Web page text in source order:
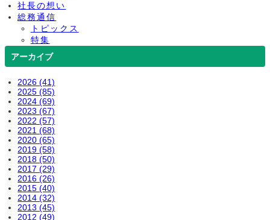
社長の想い
総務通信
トピックス
特集
アーカイブ
2026 (41)
2025 (85)
2024 (69)
2023 (67)
2022 (57)
2021 (68)
2020 (65)
2019 (58)
2018 (50)
2017 (29)
2016 (26)
2015 (40)
2014 (32)
2013 (45)
2012 (49)